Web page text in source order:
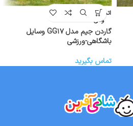
اتمام موج
ودی
گاردن جیم مدل GG۱۷ وسایل
باشگاهی-ورزشی
تماس بگیرید